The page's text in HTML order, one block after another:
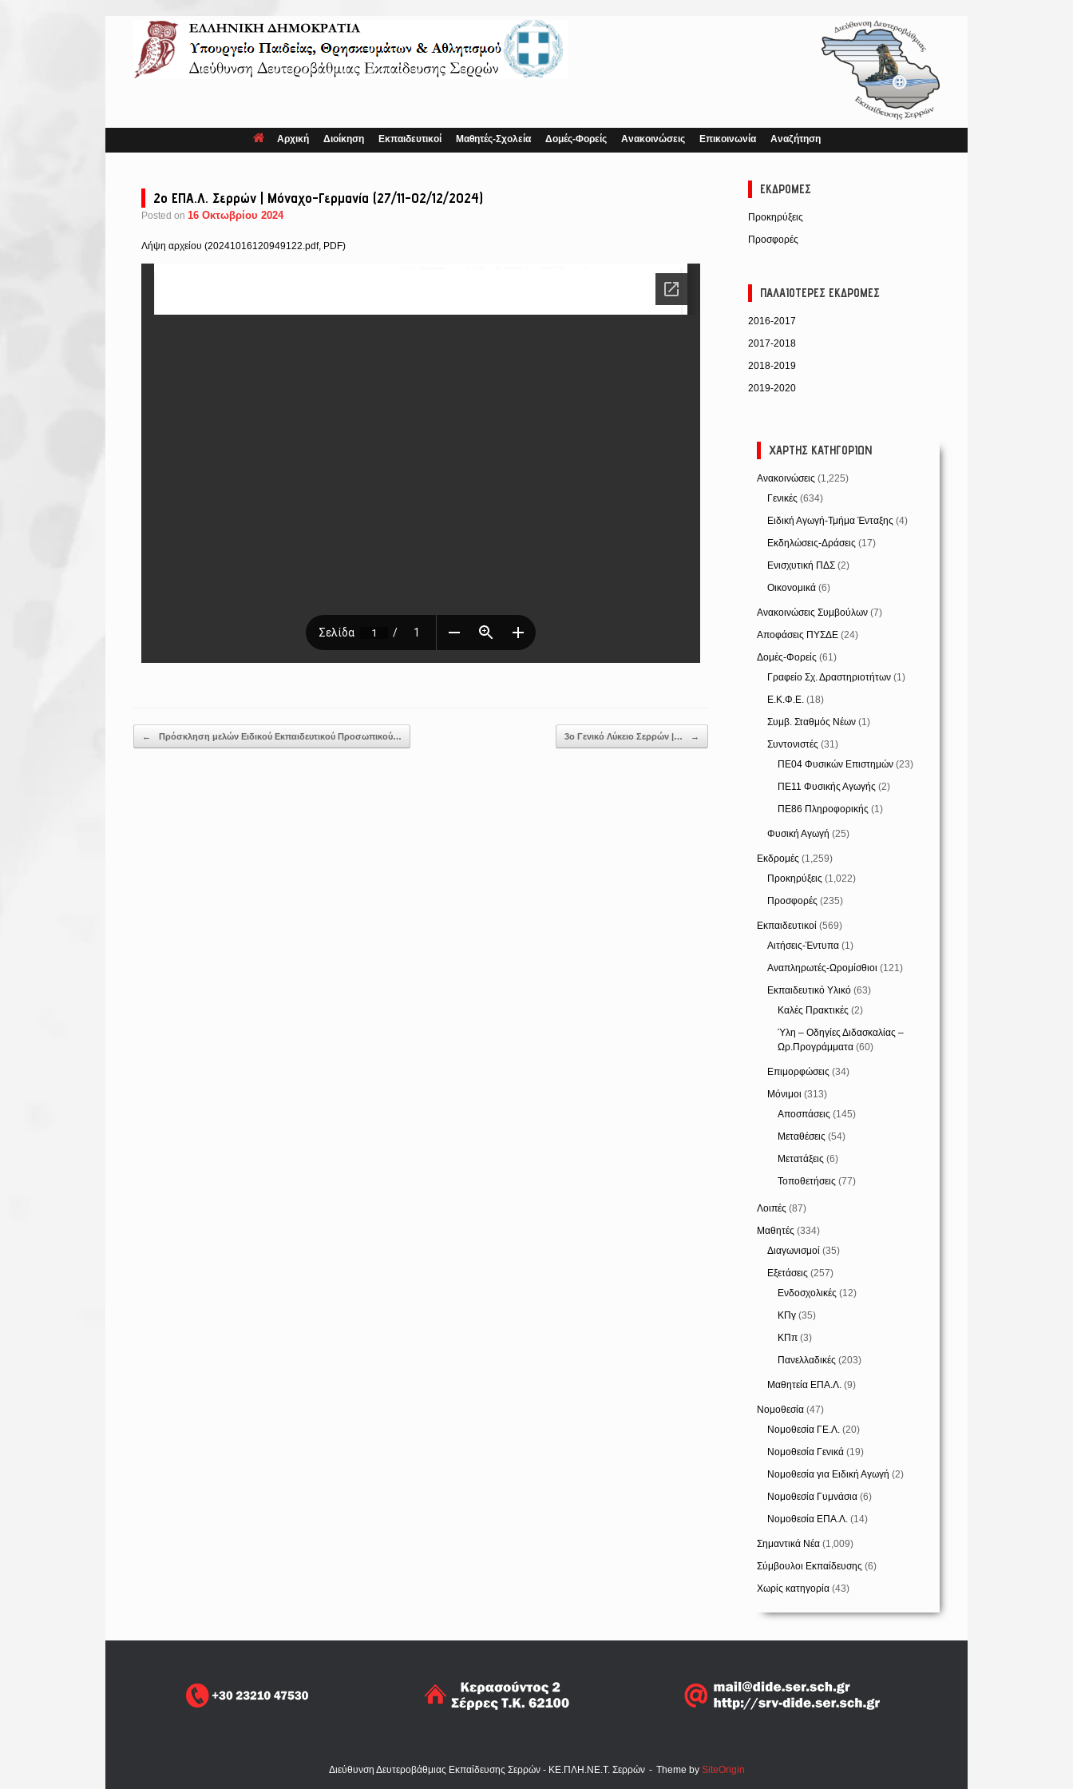
Αρχική Διοίκηση Εκπαιδευτικοί Μαθητές-Σχολεία Δομές-Φορείς Ανακοινώσεις Επικοινωνία Αναζήτηση
2ο ΕΠΑ.Λ. Σερρών | Μόναχο-Γερμανία (27/11-02/12/2024)
Posted on 16 Οκτωβρίου 2024
Λήψη αρχείου (20241016120949122.pdf, PDF)
Post navigation
← Πρόσκληση μελών Ειδικού Εκπαιδευτικού Προσωπικού… 3ο Γενικό Λύκειο Σερρών |… →
ΕΚΔΡΟΜΈΣ
Προκηρύξεις
Προσφορές
ΠΑΛΑΙΌΤΕΡΕΣ ΕΚΔΡΟΜΈΣ
2016-2017
2017-2018
2018-2019
2019-2020
ΧΆΡΤΗΣ ΚΑΤΗΓΟΡΙΏΝ
Ανακοινώσεις (1,225)
Γενικές (634)
Ειδική Αγωγή-Τμήμα Ένταξης (4)
Εκδηλώσεις-Δράσεις (17)
Ενισχυτική ΠΔΣ (2)
Οικονομικά (6)
Ανακοινώσεις Συμβούλων (7)
Αποφάσεις ΠΥΣΔΕ (24)
Δομές-Φορείς (61)
Γραφείο Σχ. Δραστηριοτήτων (1)
Ε.Κ.Φ.Ε. (18)
Συμβ. Σταθμός Νέων (1)
Συντονιστές (31)
ΠΕ04 Φυσικών Επιστημών (23)
ΠΕ11 Φυσικής Αγωγής (2)
ΠΕ86 Πληροφορικής (1)
Φυσική Αγωγή (25)
Εκδρομές (1,259)
Προκηρύξεις (1,022)
Προσφορές (235)
Εκπαιδευτικοί (569)
Αιτήσεις-Έντυπα (1)
Αναπληρωτές-Ωρομίσθιοι (121)
Εκπαιδευτικό Υλικό (63)
Καλές Πρακτικές (2)
Ύλη – Οδηγίες Διδασκαλίας –
Ωρ.Προγράμματα (60)
Επιμορφώσεις (34)
Μόνιμοι (313)
Αποσπάσεις (145)
Μεταθέσεις (54)
Μετατάξεις (6)
Τοποθετήσεις (77)
Λοιπές (87)
Μαθητές (334)
Διαγωνισμοί (35)
Εξετάσεις (257)
Ενδοσχολικές (12)
ΚΠγ (35)
ΚΠπ (3)
Πανελλαδικές (203)
Μαθητεία ΕΠΑ.Λ. (9)
Νομοθεσία (47)
Νομοθεσία ΓΕ.Λ. (20)
Νομοθεσία Γενικά (19)
Νομοθεσία για Ειδική Αγωγή (2)
Νομοθεσία Γυμνάσια (6)
Νομοθεσία ΕΠΑ.Λ. (14)
Σημαντικά Νέα (1,009)
Σύμβουλοι Εκπαίδευσης (6)
Χωρίς κατηγορία (43)
Διεύθυνση Δευτεροβάθμιας Εκπαίδευσης Σερρών - ΚΕ.ΠΛΗ.ΝΕ.Τ. Σερρών Theme by SiteOrigin